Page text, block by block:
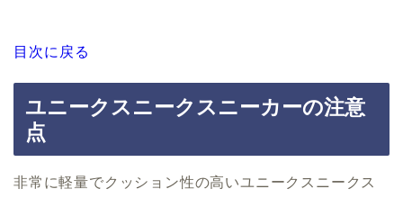
目次に戻る
ユニークスニークスニーカーの注意
点
非常に軽量でクッション性の高いユニークスニークス